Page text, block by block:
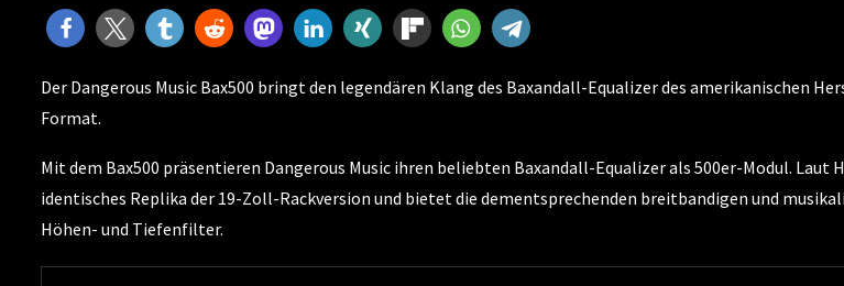
Der Dangerous Music Bax500 bringt den legendären Klang des Baxandall-Equalizer des amerikanischen
Format.
Mit dem Bax500 präsentieren Dangerous Music ihren beliebten Baxandall-Equalizer als 500er-Modul. Laut
identisches Replika der 19-Zoll-Rackversion und bietet die dementsprechenden breitbandigen und
Höhen- und Tiefenfilter.